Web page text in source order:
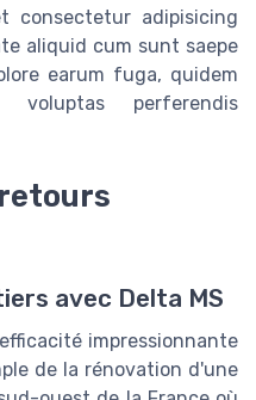
consectetur adipisicing
aliquid cum sunt saepe
earum fuga, quidem
voluptas perferendis
avec Delta MS
impressionnante
de la rénovation d'une